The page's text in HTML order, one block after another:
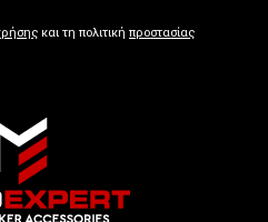
και τη πολιτική προστασίας